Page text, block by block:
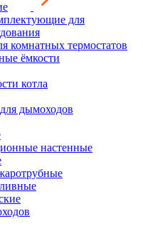
для
комнатных термостатов
ёмкости
котла
дымоходов
настенные